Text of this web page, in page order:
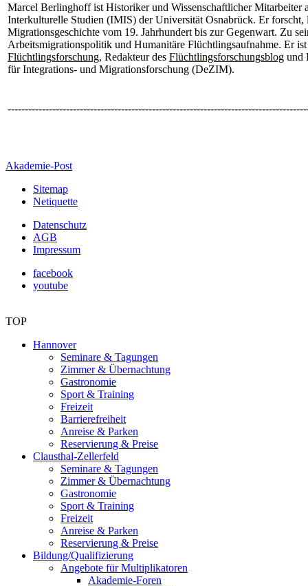
Marcel Berlinghoff ist Historiker und Wissenschaftlicher Mitarbeiter
Interkulturelle Studien (IMIS) der Universität Osnabrück. Er forscht,
Migrationsgeschichte vom 19. Jahrhundert bis zur Gegenwart. Zu
Arbeitsmigrationspolitik und Humanitäre Flüchtlingsaufnahme. Er
Flüchtlingsforschung, Redakteur des Flüchtlingsforschungsblog und
für Integrations- und Migrationsforschung (DeZIM).
Akademie-Post
Sitemap
Netiquette
Datenschutz
AGB
Impressum
facebook
youtube
TOP
Hannover
Seminare & Tagungen
Zimmer & Übernachtung
Gastronomie
Sport & Training
Freizeit
Barrierefreiheit
Anreise & Parken
Reservierung & Preise
Clausthal-Zellerfeld
Seminare & Tagungen
Zimmer & Übernachtung
Gastronomie
Sport & Training
Freizeit
Anreise & Parken
Reservierung & Preise
Bildung/Qualifizierung
Angebote für Multiplikatoren
Akademie-Foren